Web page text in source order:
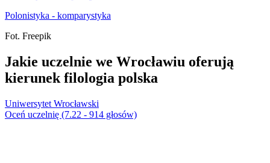
Polonistyka - komparystyka
Fot. Freepik
Jakie uczelnie we Wrocławiu oferują
kierunek filologia polska
Uniwersytet Wrocławski
Oceń uczelnię (7.22 - 914 głosów)